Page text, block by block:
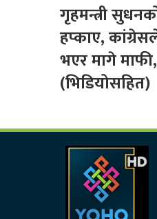
गृहमन्त्री
हप्काए,
भएर मागे
(भिडियोसहित)